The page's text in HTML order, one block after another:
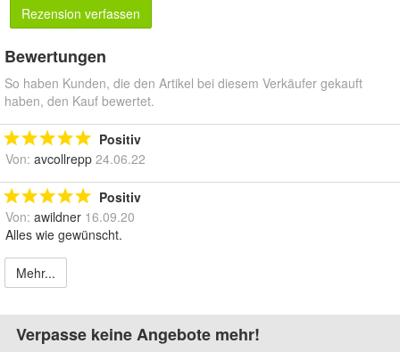
Rezension verfassen
Bewertungen
So haben Kunden, die den Artikel bei diesem Verkäufer gekauft
haben, den Kauf bewertet.
Positiv
Von: avcollrepp 24.06.22
Positiv
Von: awildner 16.09.20
Alles wie gewünscht.
Mehr...
Verpasse keine Angebote mehr!